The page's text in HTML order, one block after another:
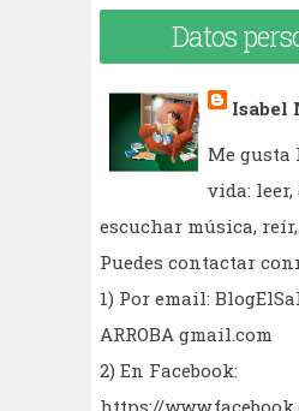
Datos
Isabel
Me gusta
vida:
escuchar música, reír,...
Puedes contactar
1) Por email:
ARROBA gmail.com
2) En Facebook:
https://